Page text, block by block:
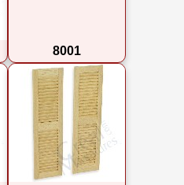
8001